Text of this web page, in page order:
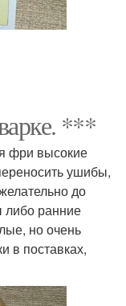
***
фри высокие
ушибы,
до
либо ранние
но очень
в поставках,